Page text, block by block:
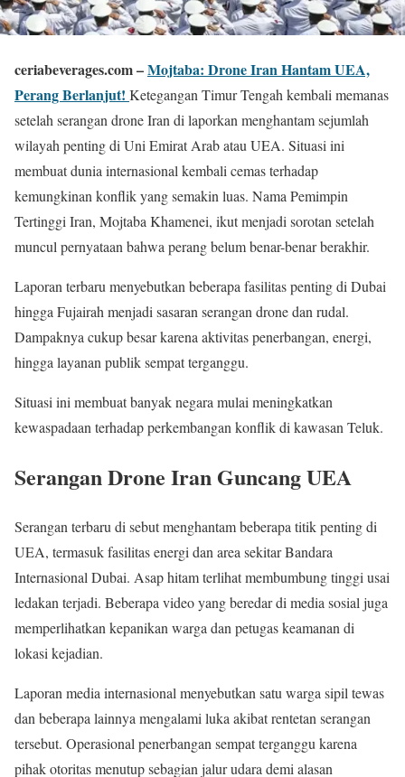
ceriabeverages.com –Mojtaba: Drone Iran Hantam UEA,
Perang Berlanjut! Ketegangan Timur Tengah kembali memanas
setelah serangan drone Iran di laporkan menghantam sejumlah
wilayah penting di Uni Emirat Arab atau UEA. Situasi ini
membuat dunia internasional kembali cemas terhadap
kemungkinan konflik yang semakin luas. Nama Pemimpin
Tertinggi Iran, Mojtaba Khamenei, ikut menjadi sorotan setelah
muncul pernyataan bahwa perang belum benar-benar berakhir.
Laporan terbaru menyebutkan beberapa fasilitas penting di Dubai
hingga Fujairah menjadi sasaran serangan drone dan rudal.
Dampaknya cukup besar karena aktivitas penerbangan, energi,
hingga layanan publik sempat terganggu.
Situasi ini membuat banyak negara mulai meningkatkan
kewaspadaan terhadap perkembangan konflik di kawasan Teluk.
Serangan Drone Iran Guncang UEA
Serangan terbaru di sebut menghantam beberapa titik penting di
UEA, termasuk fasilitas energi dan area sekitar Bandara
Internasional Dubai. Asap hitam terlihat membumbung tinggi usai
ledakan terjadi. Beberapa video yang beredar di media sosial juga
memperlihatkan kepanikan warga dan petugas keamanan di
lokasi kejadian.
Laporan media internasional menyebutkan satu warga sipil tewas
dan beberapa lainnya mengalami luka akibat rentetan serangan
tersebut. Operasional penerbangan sempat terganggu karena
pihak otoritas menutup sebagian jalur udara demi alasan